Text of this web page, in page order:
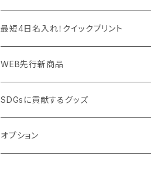
PC周辺グッズ
測定・測量用品
加湿器・オゾン発生器
ウイルス対策消耗品
ウイルス対策備品
ボトル・タンブラー
ポーチ・巾着
タオル・ブランケット
その他雑貨品
ご当地グッズ・オリジナルお土産品
フルカラー印刷ノベルティ
予算消化・備品におすすめグッズ
展示会・説明会ノベルティ
最短4日名入れ！クイックプリント
クイック印刷対応トートバッグ・エコバッグ
クイック印刷対応ポーチ・巾着
クイック印刷対応ボトル
WEB先行新商品
SDGsに貢献するグッズ
オプション